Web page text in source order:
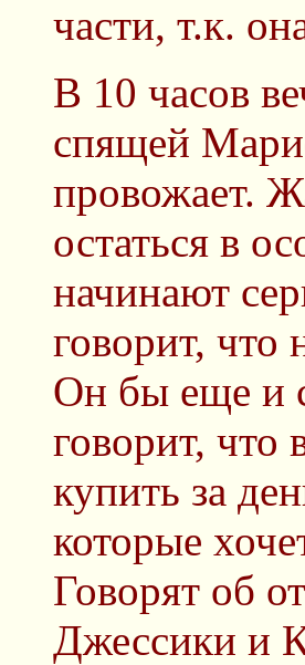
части, т.к.
В 10 часов
спящей
провожает.
остаться в
начинают
говорит, что
Он бы еще и
говорит, что
купить за
которые
Говорят об
Джессики и